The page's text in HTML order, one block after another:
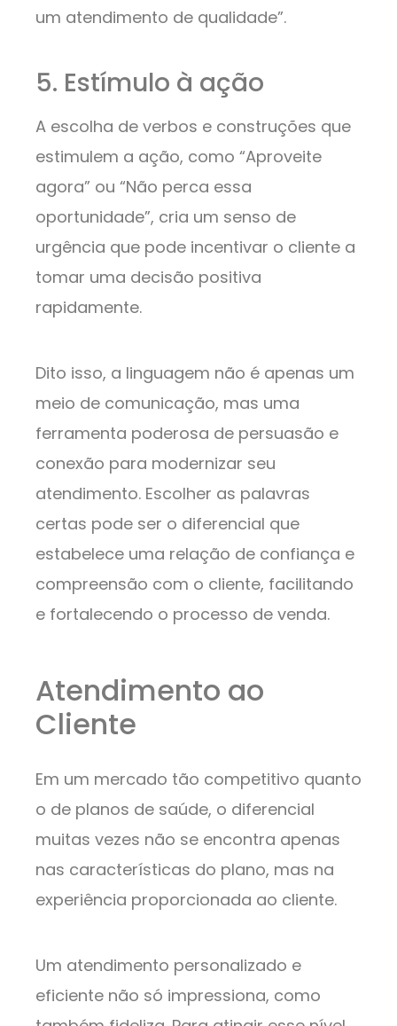
um atendimento de qualidade”.
5. Estímulo à ação
A escolha de verbos e construções que
estimulem a ação, como “Aproveite
agora” ou “Não perca essa
oportunidade”, cria um senso de
urgência que pode incentivar o cliente a
tomar uma decisão positiva
rapidamente.
Dito isso, a linguagem não é apenas um
meio de comunicação, mas uma
ferramenta poderosa de persuasão e
conexão para modernizar seu
atendimento. Escolher as palavras
certas pode ser o diferencial que
estabelece uma relação de confiança e
compreensão com o cliente, facilitando
e fortalecendo o processo de venda.
Atendimento ao
Cliente
Em um mercado tão competitivo quanto
o de planos de saúde, o diferencial
muitas vezes não se encontra apenas
nas características do plano, mas na
experiência proporcionada ao cliente.
Um atendimento personalizado e
eficiente não só impressiona, como